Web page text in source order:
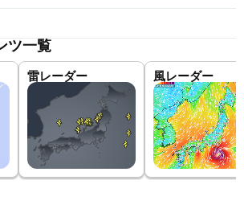
ツ一覧
雷レーダー 風レーダー